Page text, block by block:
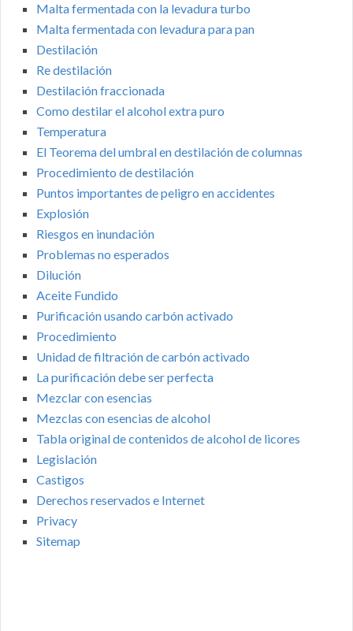
Malta fermentada con la levadura turbo
Malta fermentada con levadura para pan
Destilación
Re destilación
Destilación fraccionada
Como destilar el alcohol extra puro
Temperatura
El Teorema del umbral en destilación de columnas
Procedimiento de destilación
Puntos importantes de peligro en accidentes
Explosión
Riesgos en inundación
Problemas no esperados
Dilución
Aceite Fundido
Purificación usando carbón activado
Procedimiento
Unidad de filtración de carbón activado
La purificación debe ser perfecta
Mezclar con esencias
Mezclas con esencias de alcohol
Tabla original de contenidos de alcohol de licores
Legislación
Castigos
Derechos reservados e Internet
Privacy
Sitemap